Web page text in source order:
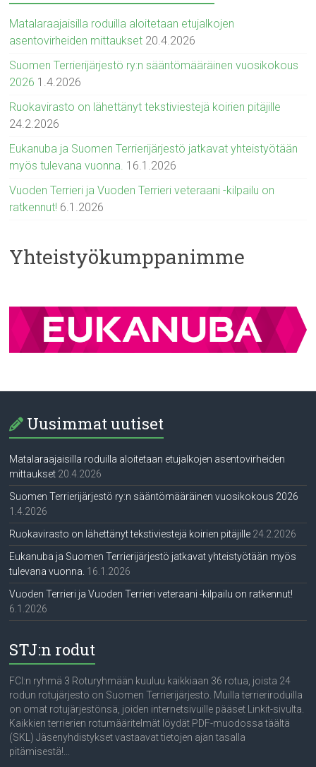
Matalaraajaisilla roduilla aloitetaan etujalkojen
asentovirheiden mittaukset 20.4.2026
Suomen Terrierijärjestö ry:n sääntömääräinen vuosikokous
2026 1.4.2026
Ruokavirasto on lähettänyt tekstiviestejä koirien pitäjille
24.2.2026
Eukanuba ja Suomen Terrierijärjestö jatkavat yhteistyötään
myös tulevana vuonna. 16.1.2026
Vuoden Terrieri ja Vuoden Terrieri veteraani -kilpailu on
ratkennut! 6.1.2026
Yhteistyökumppanimme
Uusimmat uutiset
Matalaraajaisilla roduilla aloitetaan etujalkojen asentovirheiden
mittaukset 20.4.2026
Suomen Terrierijärjestö ry:n sääntömääräinen vuosikokous 2026
1.4.2026
Ruokavirasto on lähettänyt tekstiviestejä koirien pitäjille 24.2.2026
Eukanuba ja Suomen Terrierijärjestö jatkavat yhteistyötään myös
tulevana vuonna. 16.1.2026
Vuoden Terrieri ja Vuoden Terrieri veteraani -kilpailu on ratkennut!
6.1.2026
STJ:n rodut
FCI:n ryhmä 3 Roturyhmään kuuluu kaikkiaan 36 rotua, joista 24
rodun rotujärjestö on Suomen Terrierijärjestö. Muilla terrieriroduilla
on omat rotujärjestönsä, joiden internetsivuille pääset Linkit-sivulta.
Kaikkien terrierien rotumääritelmät löydät PDF-muodossa täältä
(SKL) Jäsenyhdistykset vastaavat tietojen ajan tasalla
pitämisestä!...